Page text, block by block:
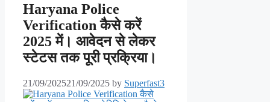
Haryana Police
Verification कैसे करें
2025 में। आवेदन से लेकर
स्टेटस तक पूरी प्रक्रिया।
21/09/202521/09/2025 by Superfast3